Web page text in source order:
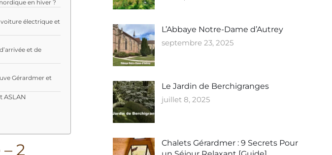
en hiver ?
électrique et
et de
Gérardmer et
ASLAN
2
L’Abbaye Notre-Dame d’Autrey
septembre 23, 2025
Le Jardin de Berchigranges
juillet 8, 2025
Chalets Gérardmer : 9 Secrets Pour